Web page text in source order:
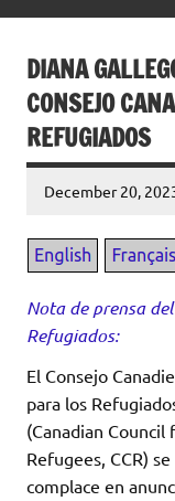
DIANA
CONSEJO
REFUGIADOS
December 20,
Nota de prensa
Refugiados:
El Consejo
para los
(Canadian Council
Refugees, CCR) se
complace en